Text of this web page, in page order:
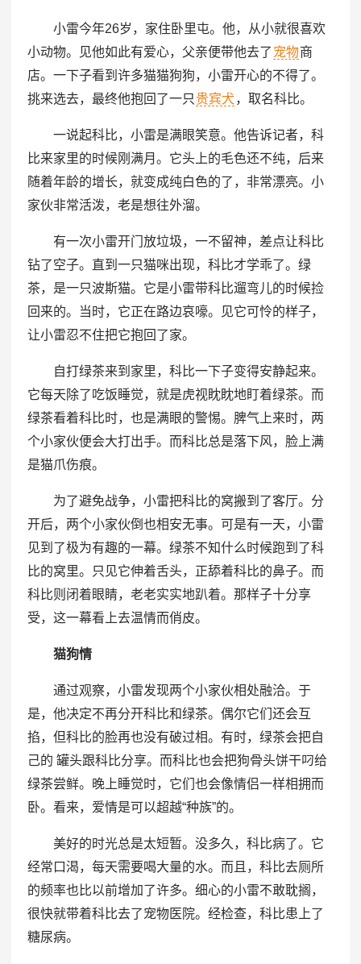
小雷今年26岁，家住卧里屯。他，从小就很喜欢
小动物。见他如此有爱心，父亲便带他去了 宠物商
店。一下子看到许多猫猫狗狗，小雷开心的不得了。
挑来选去，最终他抱回了一只贵宾犬，取名科比。
一说起科比，小雷是满眼笑意。他告诉记者，科
比来家里的时候刚满月。它头上的毛色还不纯，后来
随着年龄的增长，就变成纯白色的了，非常漂亮。小
家伙非常活泼，老是想往外溜。
有一次小雷开门放垃圾，一不留神，差点让科比
钻了空子。直到一只猫咪出现，科比才学乖了。绿
茶，是一只波斯猫。它是小雷带科比遛弯儿的时候捡
回来的。当时，它正在路边哀嚎。见它可怜的样子，
让小雷忍不住把它抱回了家。
自打绿茶来到家里，科比一下子变得安静起来。
它每天除了吃饭睡觉，就是虎视眈眈地盯着绿茶。而
绿茶看着科比时，也是满眼的警惕。脾气上来时，两
个小家伙便会大打出手。而科比总是落下风，脸上满
是猫爪伤痕。
为了避免战争，小雷把科比的窝搬到了客厅。分
开后，两个小家伙倒也相安无事。可是有一天，小雷
见到了极为有趣的一幕。绿茶不知什么时候跑到了科
比的窝里。只见它伸着舌头，正舔着科比的鼻子。而
科比则闭着眼睛，老老实实地趴着。那样子十分享
受，这一幕看上去温情而俏皮。
猫狗情
通过观察，小雷发现两个小家伙相处融洽。于
是，他决定不再分开科比和绿茶。偶尔它们还会互
掐，但科比的脸再也没有破过相。有时，绿茶会把自
己的 罐头跟科比分享。而科比也会把狗骨头饼干叼给
绿茶尝鲜。晚上睡觉时，它们也会像情侣一样相拥而
卧。看来，爱情是可以超越“种族”的。
美好的时光总是太短暂。没多久，科比病了。它
经常口渴，每天需要喝大量的水。而且，科比去厕所
的频率也比以前增加了许多。细心的小雷不敢耽搁，
很快就带着科比去了宠物医院。经检查，科比患上了
糖尿病。